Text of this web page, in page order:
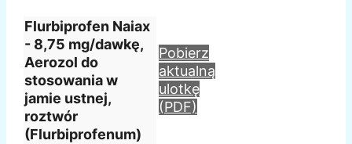
Flurbiprofen Naiax
- 8,75 mg/dawkę,
Aerozol do
stosowania w
jamie ustnej,
roztwór
(Flurbiprofenum)
Pobierz
aktualną
ulotkę
(PDF)